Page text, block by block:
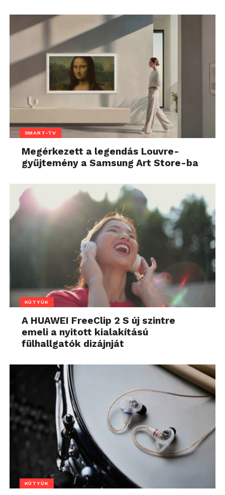
SMART-TV
Megérkezett a legendás Louvre-
gyűjtemény a Samsung Art Store-ba
KÜTYÜK
A HUAWEI FreeClip 2 S új szintre
emeli a nyitott kialakítású
fülhallgatók dizájnját
KÜTYÜK